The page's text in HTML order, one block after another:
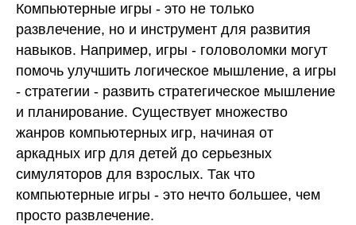
Компьютерные игры - это не только
развлечение, но и инструмент для развития
навыков. Например, игры - головоломки могут
помочь улучшить логическое мышление, а игры
- стратегии - развить стратегическое мышление
и планирование. Существует множество
жанров компьютерных игр, начиная от
аркадных игр для детей до серьезных
симуляторов для взрослых. Так что
компьютерные игры - это нечто большее, чем
просто развлечение.